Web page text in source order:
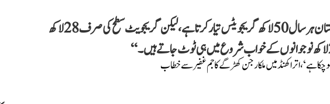
کانگریس صدر کھڑگے نے کہا کہ ’’ہندوستان ہر سال 50 لاکھ گریجویٹس تیار کرتا ہے، لیکن گریجویٹ سطح کی صرف 28 لاکھ